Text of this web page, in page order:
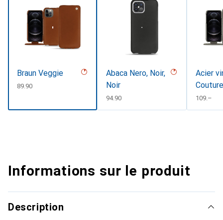
Braun Veggie
CHF
89.90
Abaca Nero, Noir,
Noir
CHF
94.90
Acier
Couture
CHF
109.–
Informations sur le produit
Description